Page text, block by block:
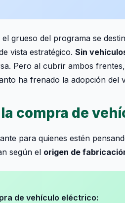
grueso del programa se
vista estratégico. Sin
Pero al cubrir ambos
ha frenado la adopción del
compra de
para quienes estén
según el origen de
de vehículo eléctrico: